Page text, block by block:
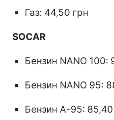
Газ: 44,50 грн
SOCAR
Бензин NANO 100:
Бензин NANO 95:
Бензин А-95: 85,40